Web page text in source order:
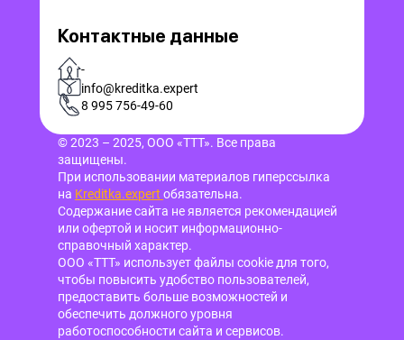
Контактные данные
-
info@kreditka.expert
8 995 756-49-60
© 2023 – 2025, ООО «ТТТ». Все права
защищены.
При использовании материалов гиперссылка
на Kreditka.expert обязательна.
Содержание сайта не является рекомендацией
или офертой и носит информационно-
справочный характер.
ООО «ТТТ» использует файлы cookie для того,
чтобы повысить удобство пользователей,
предоставить больше возможностей и
обеспечить должного уровня
работоспособности сайта и сервисов.